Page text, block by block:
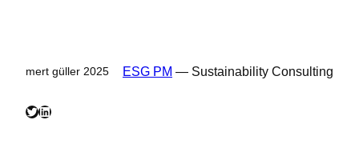
mert güller 2025 ESG PM — Sustainability Consulting
Twitter
LinkedIn